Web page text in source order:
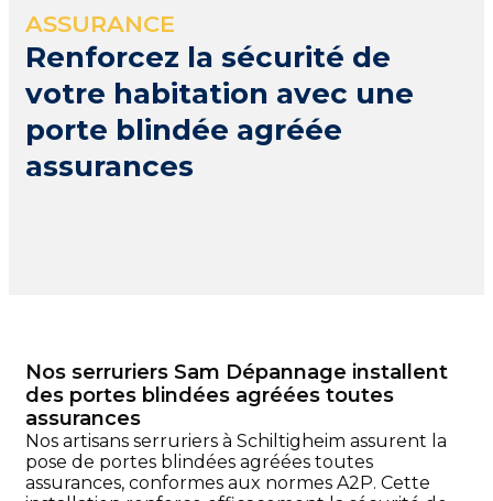
ASSURANCE
Renforcez la sécurité de
votre habitation avec une
porte blindée agréée
assurances
Nos serruriers Sam Dépannage installent
des portes blindées agréées toutes
assurances
Nos artisans serruriers à Schiltigheim assurent la
pose de portes blindées agréées toutes
assurances, conformes aux normes A2P. Cette